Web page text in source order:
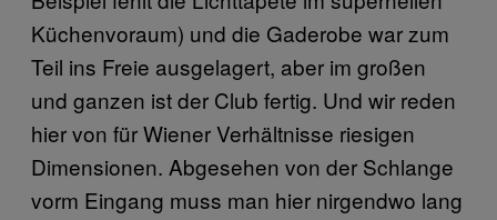
Küchenvoraum) und die Gaderobe war zum
Teil ins Freie ausgelagert, aber im großen
und ganzen ist der Club fertig. Und wir reden
hier von für Wiener Verhältnisse riesigen
Dimensionen. Abgesehen von der Schlange
vorm Eingang muss man hier nirgendwo lang